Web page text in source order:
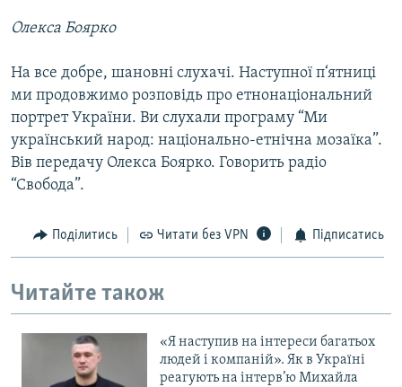
Олекса Боярко
На все добре, шановні слухачі. Наступної п‘ятниці
ми продовжимо розповідь про етнонаціональний
портрет України. Ви слухали програму “Ми
український народ: національно-етнічна мозаїка”.
Вів передачу Олекса Боярко. Говорить радіо
“Свобода”.
Поділитись Читати без VPN Підписатись
Читайте також
«Я наступив на інтереси багатьох
людей і компаній». Як в Україні
реагують на інтерв’ю Михайла